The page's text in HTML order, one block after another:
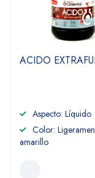
ACIDO
Aspecto: Líquido
Color:
amarillo